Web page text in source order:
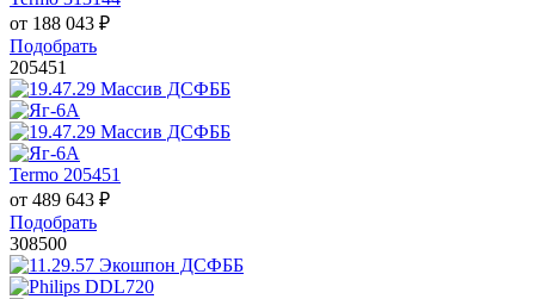
от 188 043 ₽
Подобрать
205451
Termo 205451
от 489 643 ₽
Подобрать
308500